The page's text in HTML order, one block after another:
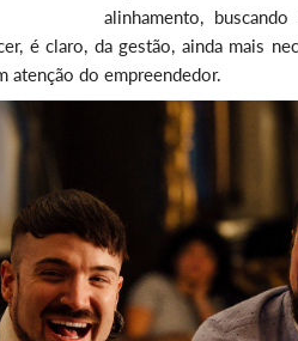
alinhamento,
é claro, da gestão, ainda mais
atenção do empreendedor.